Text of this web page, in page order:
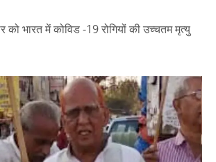
को भारत में कोविड -19 रोगियों की उच्चतम मृत्यु